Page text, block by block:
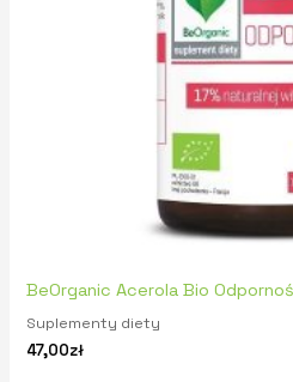
BeOrganic Acerola Bio
Suplementy diety
47,00zł